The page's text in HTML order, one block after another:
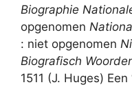
Biographie
opgenomen
: niet opgenomen
Biografisch
1511 (J. Huges)